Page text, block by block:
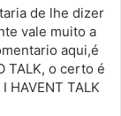
de lhe dizer
vale muito a
aqui,é
TALK, o certo é
HAVENT TALK